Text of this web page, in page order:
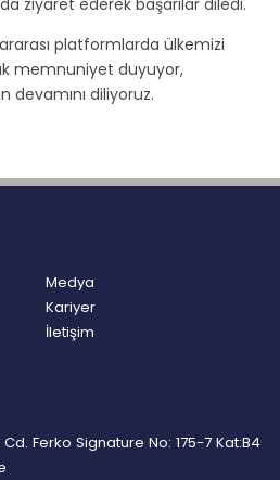
platformlarda ülkemizi
memnuniyet duyuyor,
devamını diliyoruz.
Medya
Kariyer
İletişim
Ferko Signature No: 175-7 Kat:B4